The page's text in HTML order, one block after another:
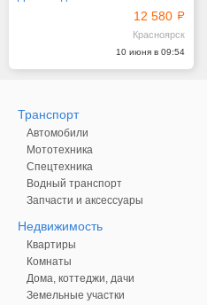
12 580
Красноярск
10 июня в 09:54
Транспорт
Автомобили
Мототехника
Спецтехника
Водный транспорт
Запчасти и аксессуары
Недвижимость
Квартиры
Комнаты
Дома, коттеджи, дачи
Земельные участки